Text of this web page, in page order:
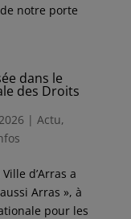
notre porte
dans le
des Droits
| Actu,
d’Arras a
Arras », à
pour les